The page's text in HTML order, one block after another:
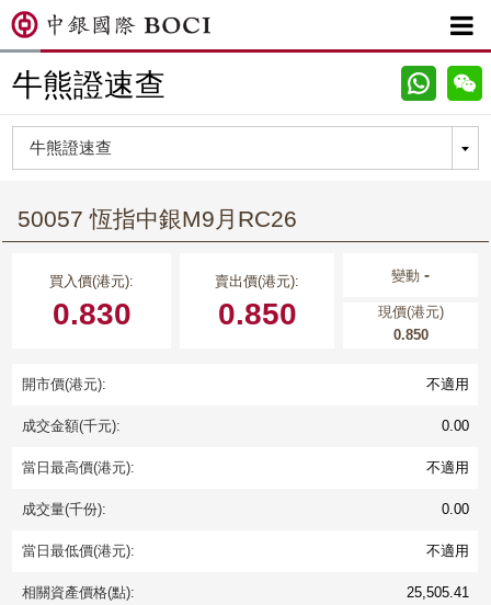

牛熊證速查
50057 恆指中銀M9月RC26
買入價(港元):
0.830
賣出價(港元):
0.850
變動-
現價(港元)
0.850
開市價(港元): 不適用
成交金額(千元): 0.00
當日最高價(港元): 不適用
成交量(千份): 0.00
當日最低價(港元): 不適用
相關資產價格(點): 25,505.41